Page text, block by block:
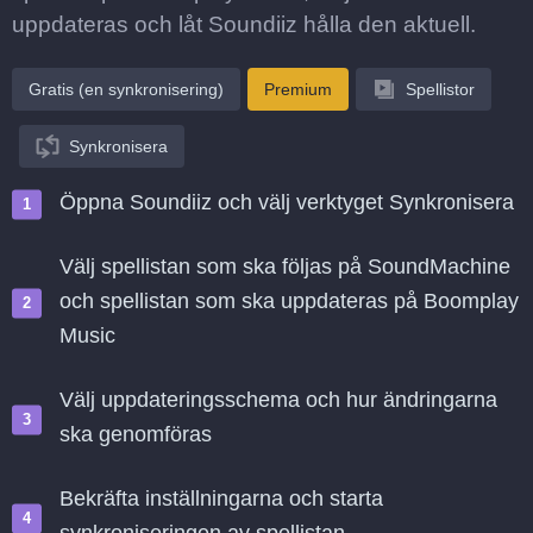
uppdateras och låt Soundiiz hålla den aktuell.
Gratis (en synkronisering) Premium Spellistor
Synkronisera
Öppna Soundiiz och välj verktyget Synkronisera
Välj spellistan som ska följas på SoundMachine
och spellistan som ska uppdateras på Boomplay
Music
Välj uppdateringsschema och hur ändringarna
ska genomföras
Bekräfta inställningarna och starta